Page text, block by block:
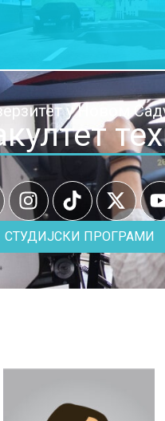
у Новом
СТУДИЈСКИ ПРОГРАМИ